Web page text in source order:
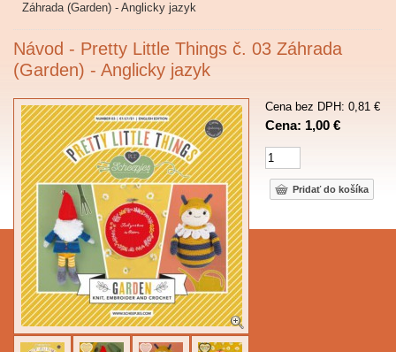
Záhrada (Garden) - Anglicky jazyk
Návod - Pretty Little Things č. 03 Záhrada
(Garden) - Anglicky jazyk
Cena bez DPH: 0,81 €
Cena: 1,00 €